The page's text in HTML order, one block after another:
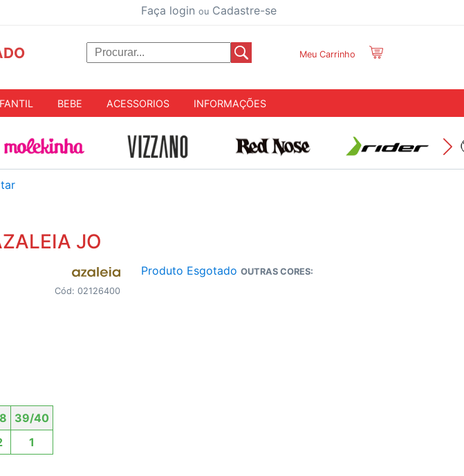
Faça login ou Cadastre-se
Meu Carrinho
BEBE ACESSORIOS INFORMAÇÕES
JO
Cód: 02126400
39/40
1
Produto Esgotado OUTRAS CORES: